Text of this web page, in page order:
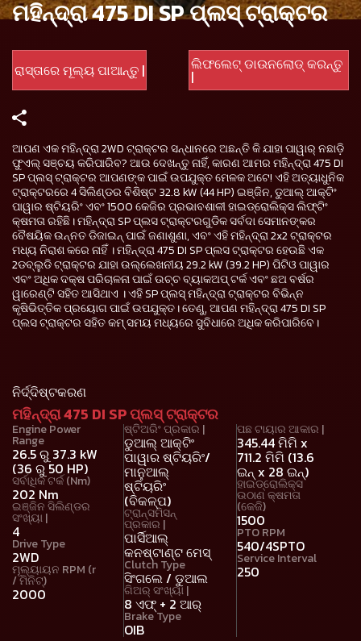
ମହିନ୍ଦ୍ରା 475 DI SP ପ୍ଲସ୍ ଟ୍ରାକ୍ଟର
ରାସ୍ତାରେ ମୂଲ୍ୟ ପାଆନ୍ତୁ | ଲିଫଲେଟ୍ ଡାଉନଲୋଡ୍ କରନ୍ତୁ
|
ଆପଣ ଏକ ମହିନ୍ଦ୍ରା 2WD ଟ୍ରାକ୍ଟର ସନ୍ଧାନରେ ଅଛନ୍ତି କି ଯାହା ପାୱାର୍ ନଛାଡ଼ି
ଫୁଏଲ୍ ସଞ୍ଚୟ କରିପାରିବ? ଆଉ ଦେଖନ୍ତୁ ନାହିଁ, କାରଣ ଆମର ମହିନ୍ଦ୍ରା 475 DI
SP ପ୍ଲସ୍ ଟ୍ରାକ୍ଟର ଆପଣଙ୍କ ପାଇଁ ଉପଯୁକ୍ତ ମେଳକ ଅଟେ! ଏହି ଅତ୍ୟାଧୁନିକ
ଟ୍ରାକ୍ଟରରେ 4 ସିଲିଣ୍ଡର ବିଶିଷ୍ଟ 32.8 kW (44 HP) ଇଞ୍ଜିନ, ଡୁଆଲ୍ ଆକ୍ଟିଂ
ପାୱାର ଷ୍ଟିୟରିଂ ଏବଂ 1500 କେଜିର ପ୍ରଭାବଶାଳୀ ହାଇଡ୍ରୋଲିକ୍ସ ଲିଫ୍ଟିଂ
କ୍ଷମତା ରହିଛି। ମହିନ୍ଦ୍ରା SP ପ୍ଲସ ଟ୍ରାକ୍ଟରଗୁଡିକ ସର୍ବଦା ସେମାନଙ୍କର
ବୈଷୟିକ ଉନ୍ନତ ଡିଜାଇନ୍ ପାଇଁ ଜଣାଶୁଣା, ଏବଂ ଏହି ମହିନ୍ଦ୍ରା 2x2 ଟ୍ରାକ୍ଟର
ମଧ୍ୟ ନିରାଶ କରେ ନାହିଁ । ମହିନ୍ଦ୍ରା 475 DI SP ପ୍ଲସ ଟ୍ରାକ୍ଟର ହେଉଛି ଏକ
2ଡବ୍ଲୁଡି ଟ୍ରାକ୍ଟର ଯାହା ଉଲ୍ଲେଖନୀୟ 29.2 kW (39.2 HP) ପିଟିଓ ପାୱାର
ଏବଂ ଅଧିକ ଦକ୍ଷ ପରିଚାଳନା ପାଇଁ ଉଚ୍ଚ ବ୍ୟାକଅପ୍ ଟର୍କ ଏବଂ ଛଅ ବର୍ଷର
ୱାରେଣ୍ଟି ସହିତ ଆସିଥାଏ । ଏହି SP ପ୍ଲସ୍ ମହିନ୍ଦ୍ରା ଟ୍ରାକ୍ଟର ବିଭିନ୍ନ
କୃଷିଭିତ୍ତିକ ପ୍ରୟୋଗ ପାଇଁ ଉପଯୁକ୍ତ। ତେଣୁ, ଆପଣ ମହିନ୍ଦ୍ରା 475 DI SP
ପ୍ଲସ ଟ୍ରାକ୍ଟର ସହିତ କମ୍ ସମୟ ମଧ୍ୟରେ ସୁବିଧାରେ ଅଧିକ କରିପାରିବେ।
ନିର୍ଦ୍ଦିଷ୍ଟକରଣ
ମହିନ୍ଦ୍ରା 475 DI SP ପ୍ଲସ୍ ଟ୍ରାକ୍ଟର
Engine Power
Range
26.5 ରୁ 37.3 kW
(36 ରୁ 50 HP)
ସର୍ବାଧିକ ଟର୍କ (Nm)
202 Nm
ଇଞ୍ଜିନ ସିଲିଣ୍ଡର
ସଂଖ୍ୟା |
4
Drive Type
2WD
ମୂଲ୍ୟାୟନ RPM (r
/ ମିନିଟ୍)
2000
ଷ୍ଟିଅରିଂ ପ୍ରକାର |
ଡୁଆଲ୍ ଆକ୍ଟିଂ
ପାୱାର ଷ୍ଟିୟରିଂ/
ମାନୁଆଲ୍
ଷ୍ଟିୟରିଂ
(ବିକଳ୍ପ)
ଟ୍ରାନ୍ସମିସନ୍
ପ୍ରକାର |
ପାର୍ସିଆଲ୍
କନଷ୍ଟାଣ୍ଟ ମେସ୍
Clutch Type
ସିଂଗଲେ / ଡୁଆଲ
ଗିଅର୍ ସଂଖ୍ୟା |
8 ଏଫ୍ + 2 ଆର୍
Brake Type
OIB
ପଛ ଟାୟାର ଆକାର |
345.44 ମିମି x
711.2 ମିମି (13.6
ଇନ୍ x 28 ଇନ୍)
ହାଇଡ୍ରୋଲିକ୍ସ
ଉଠାଣ କ୍ଷମତା
(କେଜି)
1500
PTO RPM
540/4SPTO
Service Interval
250